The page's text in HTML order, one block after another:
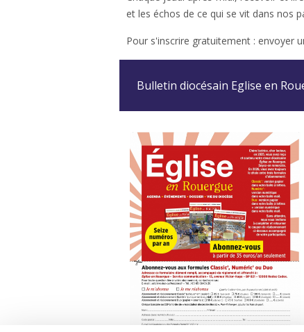
et les échos de ce qui se vit dans nos
Pour s'inscrire gratuitement : envoyer
Bulletin diocésain Eglise en